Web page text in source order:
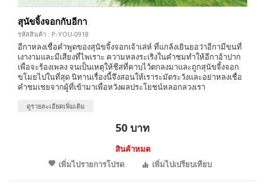
สุนัขจิ้งจอกกับอีกา
รหัสสินค้า : P-YOU-0918
อีกาหลงเชื่อคำพูดของสุนัขจิ้งจอกเจ้าเล่ห์ ที่แกล้งเยินยอว่าอีกามีขนที่
เงางามและมีเสียงที่ไพเราะ ความหลงระเริงในคำชมทำให้อีกาอ้าปาก
เพื่อจะร้องเพลง จนเป็นเหตุให้ชีสที่คาบไว้ตกลงมาและถูกสุนัขจิ้งจอก
ขโมยไปในที่สุด นิทานเรื่องนี้จึงสอนให้เราระมัดระวังและอย่าหลงเชื่อ
คำชมเชยจากผู้ที่เข้ามาเพื่อหวังผลประโยชน์หลอกลวงเรา
ดูรายละเอียดเพิ่มเติม
50 บาท
สินค้าหมด
เพิ่มไปรายการโปรด
เพิ่มไปเปรียบเทียบ